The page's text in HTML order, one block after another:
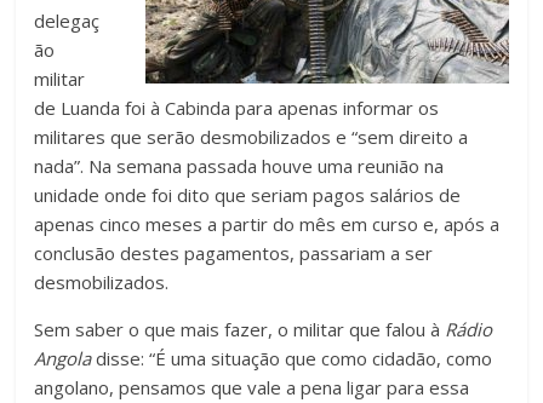
delegaç
ão
militar
de Luanda foi à Cabinda para apenas informar os
militares que serão desmobilizados e “sem direito a
nada”. Na semana passada houve uma reunião na
unidade onde foi dito que seriam pagos salários de
apenas cinco meses a partir do mês em curso e, após a
conclusão destes pagamentos, passariam a ser
desmobilizados.
Sem saber o que mais fazer, o militar que falou à Rádio
Angoladisse: “É uma situação que como cidadão, como
angolano, pensamos que vale a pena ligar para essa